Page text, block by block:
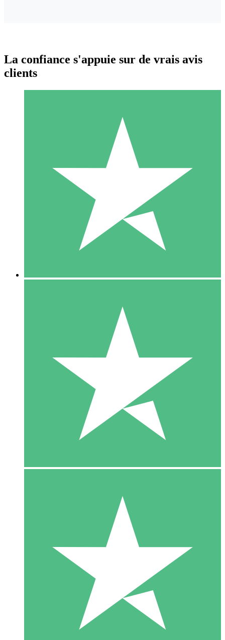
Packs de Crédits Individuels
Payez à l'utilisation avec des crédits de téléchargement. Sans
1 Téléchargement
10 00
10 Téléchargements
20 00
La confiance s'appuie sur de vrais avis
clients